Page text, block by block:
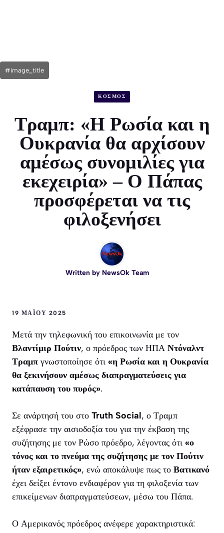
#image_title
ΚΟΣΜΟΣ
Τραμπ: «Η Ρωσία και η
Ουκρανία θα αρχίσουν
αμέσως συνομιλίες για
εκεχειρία» – Ο Πάπας
προσφέρεται να τις
φιλοξενήσει
Written by NewsOk Team
19 ΜΑΪ́ΟΥ 2025
Μετά την τηλεφωνική του επικοινωνία με τον
Βλαντίμιρ Πούτιν, ο πρόεδρος των ΗΠΑ Ντόναλντ
Τραμπ γνωστοποίησε ότι «η Ρωσία και η Ουκρανία
θα ξεκινήσουν αμέσως διαπραγματεύσεις για
κατάπαυση του πυρός».
Σε ανάρτησή του στο Truth Social, ο Τραμπ
εξέφρασε την αισιοδοξία του για την έκβαση της
συζήτησης με τον Ρώσο πρόεδρο, λέγοντας ότι «ο
τόνος και το πνεύμα της συζήτησης με τον Πούτιν
ήταν εξαιρετικός», ενώ αποκάλυψε πως το Βατικανό
έχει δείξει έντονο ενδιαφέρον για τη φιλοξενία των
επικείμενων διαπραγματεύσεων, μέσω του Πάπα.
Ο Αμερικανός πρόεδρος ανέφερε χαρακτηριστικά: